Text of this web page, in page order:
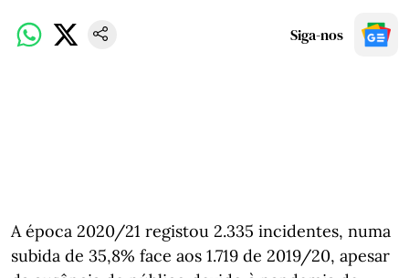
Siga-nos
A época 2020/21 registou 2.335 incidentes, numa
subida de 35,8% face aos 1.719 de 2019/20, apesar